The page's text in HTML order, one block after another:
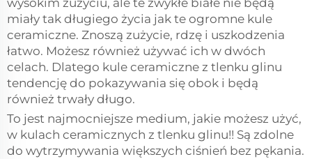
wysokim zużyciu, ale te zwykłe białe nie będą
miały tak długiego życia jak te ogromne kule
ceramiczne. Znoszą zużycie, rdzę i uszkodzenia
łatwo. Możesz również używać ich w dwóch
celach. Dlatego kule ceramiczne z tlenku glinu
tendencję do pokazywania się obok i będą
również trwały długo.
To jest najmocniejsze medium, jakie możesz użyć,
w kulach ceramicznych z tlenku glinu!! Są zdolne
do wytrzymywania większych ciśnień bez pękania.